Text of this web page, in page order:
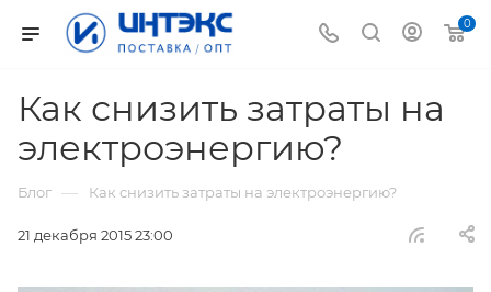
0
Как снизить затраты на
электроэнергию?
Блог — Как снизить затраты на электроэнергию?
21 декабря 2015 23:00